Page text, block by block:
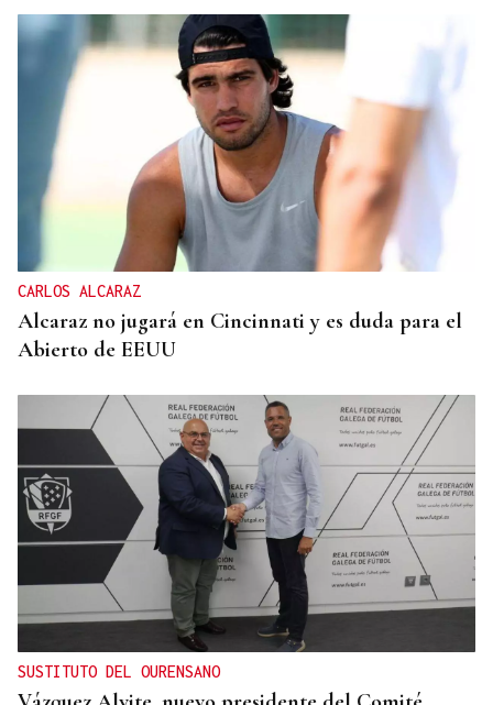
CARLOS ALCARAZ
Alcaraz no jugará en Cincinnati y es duda para el
Abierto de EEUU
SUSTITUTO DEL OURENSANO